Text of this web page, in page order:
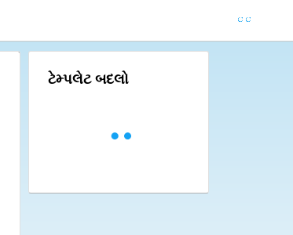
ટેમ્પલેટ બદલો